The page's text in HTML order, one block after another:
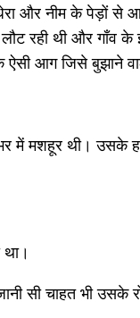
और नीम के पेड़ों से
रही थी और गाँव
आग जिसे बुझाने
में मशहूर थी। उसके
सी चाहत भी उसके